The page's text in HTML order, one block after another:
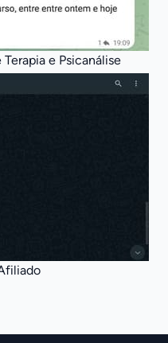
e Psicanálise